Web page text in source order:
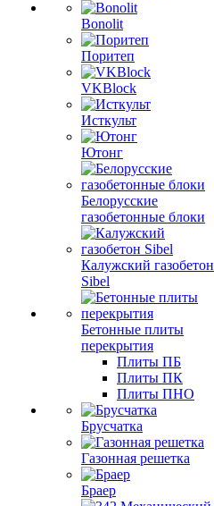
Bonolit
Поритеп
VKBlock
Исткульт
Ютонг
Белорусские
газобетонные блоки
Калужский газобетон
Sibel
Бетонные плиты
перекрытия
Плиты ПБ
Плиты ПК
Плиты ПНО
Брусчатка
Газонная решетка
Браер